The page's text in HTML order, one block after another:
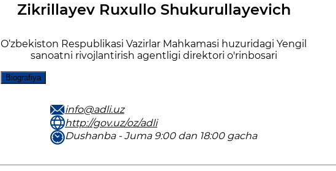
Zikrillayev Ruxullo Shukurullayevich
O‘zbekiston Respublikasi Vazirlar Mahkamasi huzuridagi Yengil
sanoatni rivojlantirish agentligi direktori o'rinbosari
Biografiya
info@adli.uz
http://gov.uz/oz/adli
Dushanba - Juma 9:00 dan 18:00 gacha